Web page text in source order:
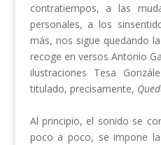
contratiempos, a las
personales, a los
más, nos sigue quedando
recoge en versos Antonio
ilustraciones Tesa
titulado, precisamente,
Al principio, el sonido se
poco a poco, se impone